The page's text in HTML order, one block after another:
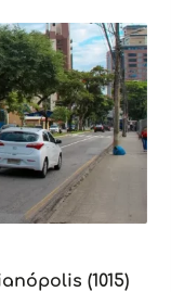
(1015)